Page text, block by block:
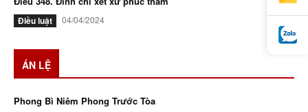
Điều luật 04/04/2024
ÁN LỆ
Phong Bì Niêm Phong Trước Tòa